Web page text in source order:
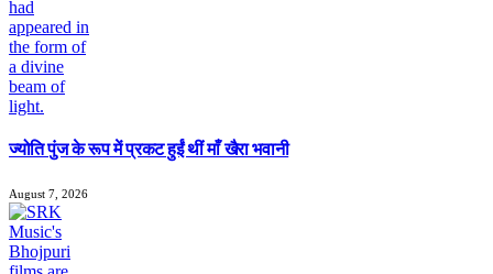
ज्योति पुंज के रूप में प्रकट हुईं थीं माँ खैरा भवानी
August 7, 2026